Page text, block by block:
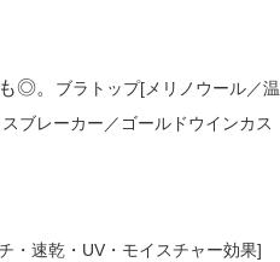
◎。
ブラトップ[メリノウール／温
ブレーカー／ゴールドウインカス
・速乾・UV・モイスチャー効果]